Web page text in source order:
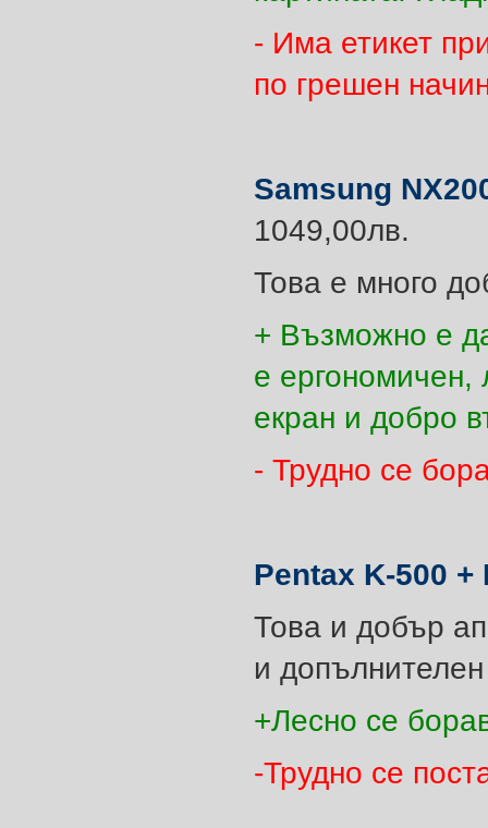
- Има етикет
по грешен
Samsung
1049,00лв.
Това е много
+ Възможно е
е ергономичен,
екран и добро
- Трудно се
Pentax K-500 +
Това и добър
и
+Лесно се
-Трудно се